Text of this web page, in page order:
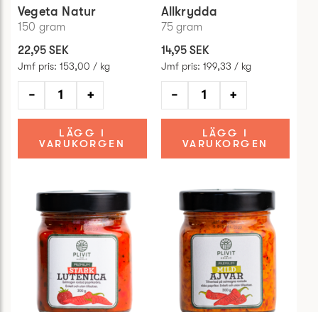
Vegeta Natur
150 gram
22,95 SEK
Jmf pris: 153,00 / kg
− +
LÄGG I
VARUKORGEN
Allkrydda
75 gram
14,95 SEK
Jmf pris: 199,33 / kg
− +
LÄGG I
VARUKORGEN